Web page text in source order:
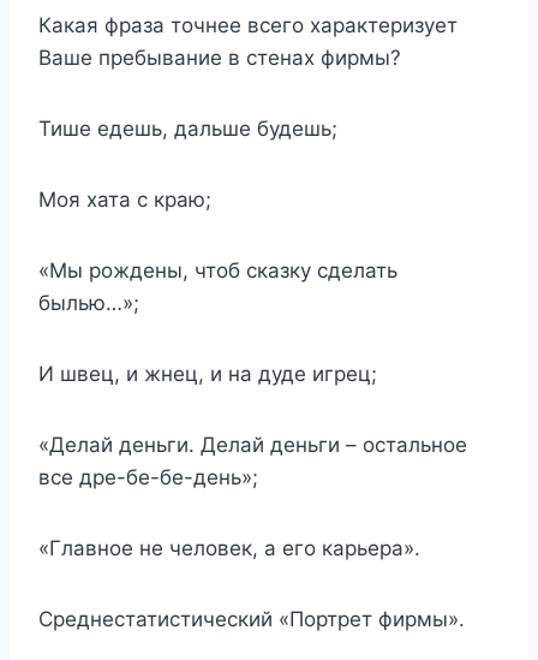
Какая фраза точнее всего характеризует
Ваше пребывание в стенах фирмы?
Тише едешь, дальше будешь;
Моя хата с краю;
«Мы рождены, чтоб сказку сделать
былью…»;
И швец, и жнец, и на дуде игрец;
«Делай деньги. Делай деньги – остальное
все дре-бе-бе-день»;
«Главное не человек, а его карьера».
Среднестатистический «Портрет фирмы».